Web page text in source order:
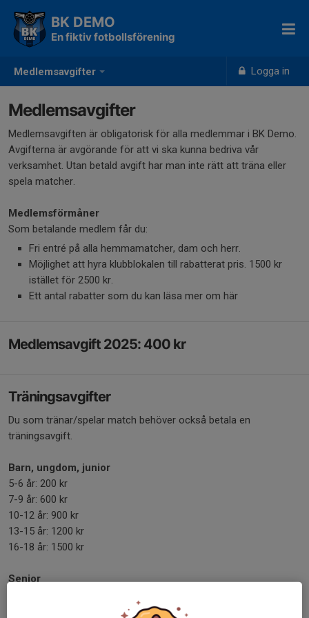
Medlemsavgifter Logga in
BK DEMO
En fiktiv fotbollsförening
Medlemsavgifter
Medlemsavgiften är obligatorisk för alla medlemmar i BK Demo.
Avgifterna är avgörande för att vi ska kunna bedriva vår
verksamhet. Utan betald avgift har man inte rätt att träna eller
spela matcher.
Medlemsförmåner
Som betalande medlem får du:
Fri entré på alla hemmamatcher, dam och herr.
Möjlighet att hyra klubblokalen till rabatterat pris. 1500 kr
istället för 2500 kr.
Ett antal rabatter som du kan läsa mer om här
Medlemsavgift 2025: 400 kr
Träningsavgifter
Du som tränar/spelar match behöver också betala en
träningsavgift.
Barn, ungdom, junior
5-6 år: 200 kr
7-9 år: 600 kr
10-12 år: 900 kr
13-15 år: 1200 kr
16-18 år: 1500 kr
Senior